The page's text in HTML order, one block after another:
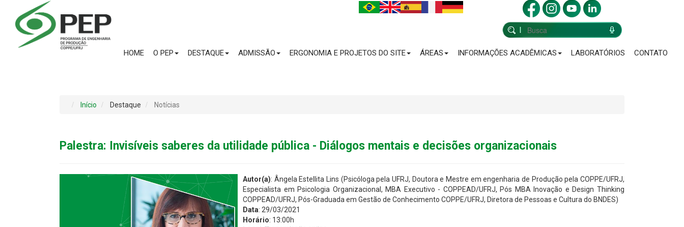
HOME O PEP DESTAQUE ADMISSÃO ERGONOMIA E PROJETOS DO SITE ÁREAS INFORMAÇÕES ACADÊMICAS LABORATÓRIOS CONTATO
Início Destaque Notícias
Palestra: Invisíveis saberes da utilidade pública - Diálogos mentais e decisões organizacionais
Autor(a): Ângela Estellita Lins (Psicóloga pela UFRJ, Doutora e Mestre em engenharia de Produção pela COPPE/UFRJ,
Especialista em Psicologia Organizacional, MBA Executivo - COPPEAD/UFRJ, Pós MBA Inovação e Design Thinking
COPPEAD/UFRJ, Pós-Graduada em Gestão de Conhecimento COPPE/UFRJ, Diretora de Pessoas e Cultura do BNDES)
Data: 29/03/2021
Horário: 13:00h